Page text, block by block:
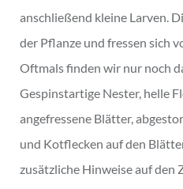
anschließend kleine Larven.
der Pflanze und fressen sich
Oftmals finden wir nur noch
Gespinstartige Nester, helle
angefressene Blätter,
und Kotflecken auf den
zusätzliche Hinweise auf den